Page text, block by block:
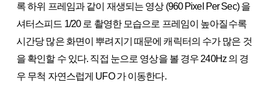
록 하위 프레임과 같이 재생되는 영상 (960 Pixel Per Sec) 을
셔터스피드 1/20 로 촬영한 모습으로 프레임이 높아질수록
시간당 많은 화면이 뿌려지기 때문에 캐릭터의 수가 많은 것
을 확인할 수 있다. 직접 눈으로 영상을 볼 경우 240Hz 의 경
우 무척 자연스럽게 UFO 가 이동한다.